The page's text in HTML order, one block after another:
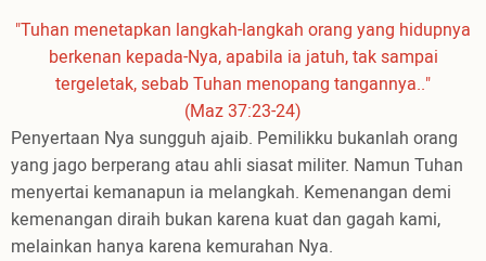
"Tuhan menetapkan langkah-langkah orang yang hidupnya
berkenan kepada-Nya, apabila ia jatuh, tak sampai
tergeletak, sebab Tuhan menopang tangannya.."
(Maz 37:23-24)
Penyertaan Nya sungguh ajaib. Pemilikku bukanlah orang
yang jago berperang atau ahli siasat militer. Namun Tuhan
menyertai kemanapun ia melangkah. Kemenangan demi
kemenangan diraih bukan karena kuat dan gagah kami,
melainkan hanya karena kemurahan Nya.